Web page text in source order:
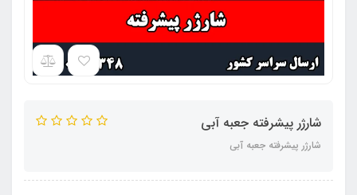
شارژر پیشرفته جعبه آبی
شارژر پیشرفته جعبه آبی